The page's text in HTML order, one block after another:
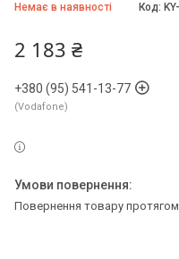
Немає в наявності Код:
2 183 ₴
+380 (95) 541-13-77
Vodafone
повернення товару